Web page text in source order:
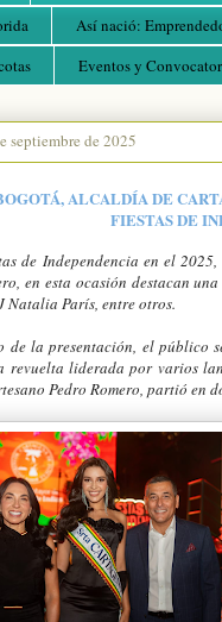
Así nació:
Eventos y
septiembre de 2025
ALCALDÍA DE
FIESTAS DE
de Independencia en el
en esta ocasión destacan
Natalia París, entre otros.
de la presentación, el público
revuelta liderada por varios
Pedro Romero, partió en